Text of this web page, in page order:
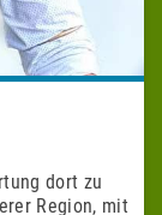
dort zu
Region, mit